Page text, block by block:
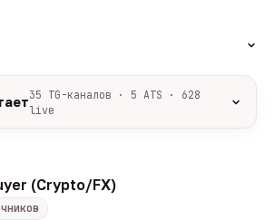
246
35 TG-каналов · 5 ATS · 628
live
и ATS-площадки
и другие).
разбирает сырец каждые 30
вертикаль, формат, вилка, грейд.
(Crypto/FX)